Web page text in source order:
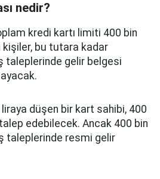
nedir?
kredi kartı limiti 400 bin
kişiler, bu tutara kadar
taleplerinde gelir belgesi
düşen bir kart sahibi, 400
edebilecek. Ancak 400 bin
taleplerinde resmi gelir